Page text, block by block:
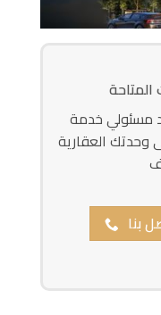
مسئولي خدمة
وحدتك العقارية
بنا